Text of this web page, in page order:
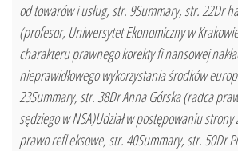
od towarów i usług, str. 9Summary, str. 22Dr
(profesor, Uniwersytet Ekonomiczny w
charakteru prawnego korekty fi nansowej
nieprawidłowego wykorzystania środków
23Summary, str. 38Dr Anna Górska (radca
sędziego w NSA)Udział w postępowaniu
prawo refl eksowe, str. 40Summary, str. 50Dr